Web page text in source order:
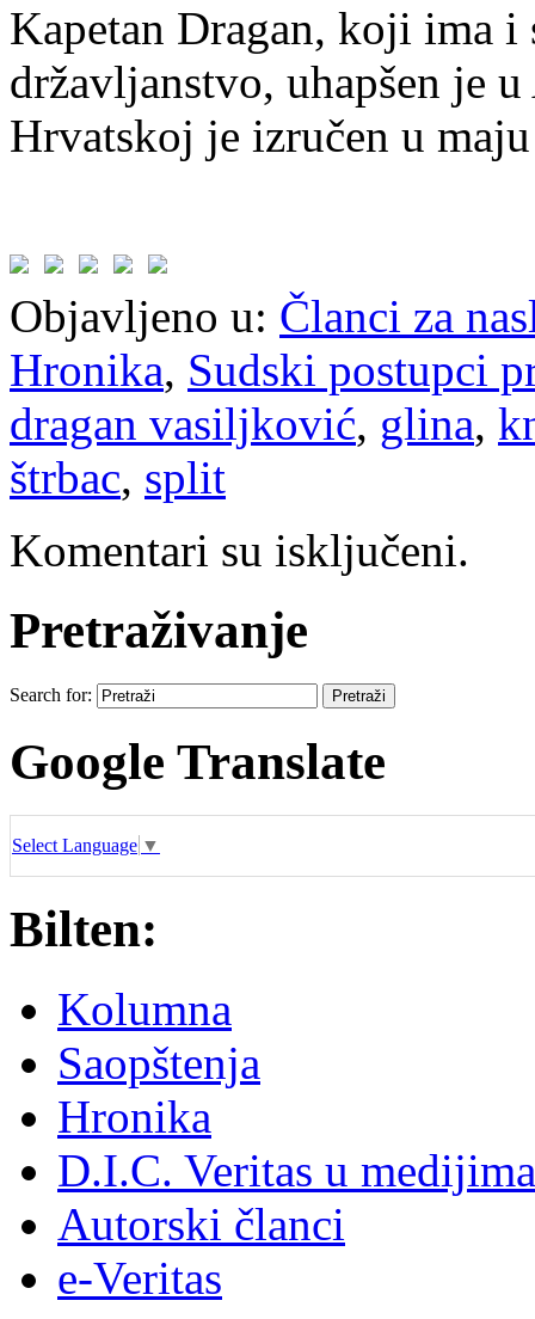
Kapetan Dragan, koji ima
državljanstvo, uhapšen je
Hrvatskoj je izručen u
Objavljeno u: Članci za
Hronika, Sudski postupci
dragan vasiljković, glina,
štrbac, split
Komentari su isključeni.
Pretraživanje
Search for:
Google Translate
Select Language ▼
Bilten:
Kolumna
Saopštenja
Hronika
D.I.C. Veritas u medijima
Autorski članci
e-Veritas